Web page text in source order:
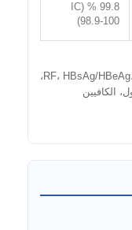
99.8 % (IC
98.9-100)
الكافيين